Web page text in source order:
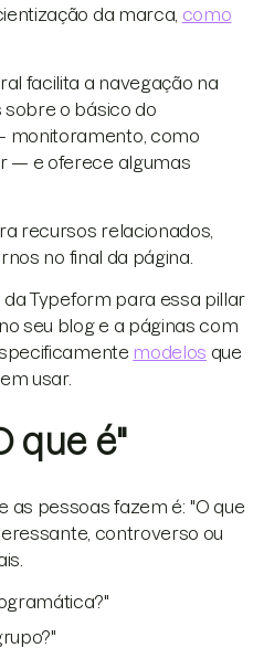
da marca, como
facilita a navegação na
sobre o básico do
monitoramento, como
— e oferece algumas
recursos relacionados,
no final da página.
Typeform para essa pillar
seu blog e a páginas com
modelos que
usar.
que é"
as pessoas fazem é: "O que
controverso ou